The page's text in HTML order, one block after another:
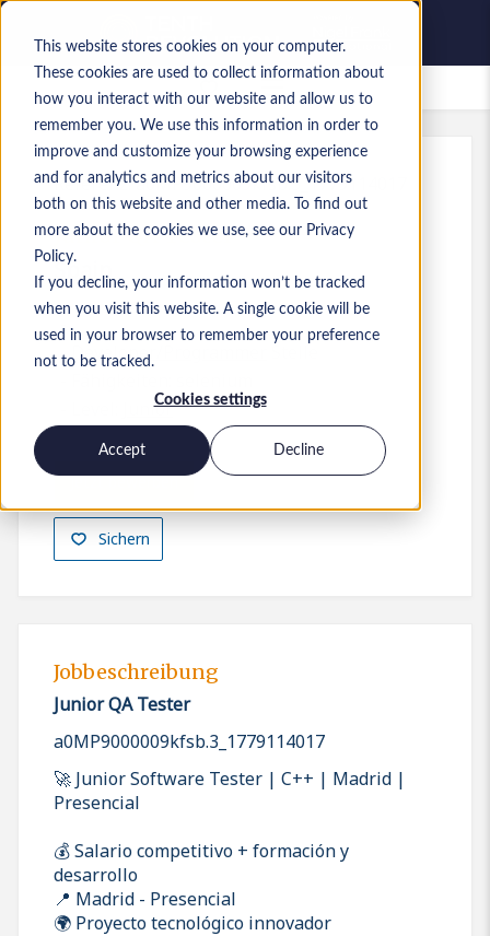
This website stores cookies on your computer.
These cookies are used to collect information about
how you interact with our website and allow us to
remember you. We use this information in order to
improve and customize your browsing experience
and for analytics and metrics about our visitors
both on this website and other media. To find out
more about the cookies we use, see our Privacy
Policy.
If you decline, your information won’t be tracked
when you visit this website. A single cookie will be
used in your browser to remember your preference
not to be tracked.
Cookies settings
Accept Decline
Gespeicherte Jobs
Referenz:a0MP9000009kfsb.3_1779114017
Junior QA Tester
Spain
Developer/Programmer
Junior
Sichern
Jetzt bewerben
Jobbeschreibung
Junior QA Tester
a0MP9000009kfsb.3_1779114017
🚀 Junior Software Tester | C++ | Madrid |
Presencial
💰 Salario competitivo + formación y
desarrollo
📍 Madrid - Presencial
🌍 Proyecto tecnológico innovador